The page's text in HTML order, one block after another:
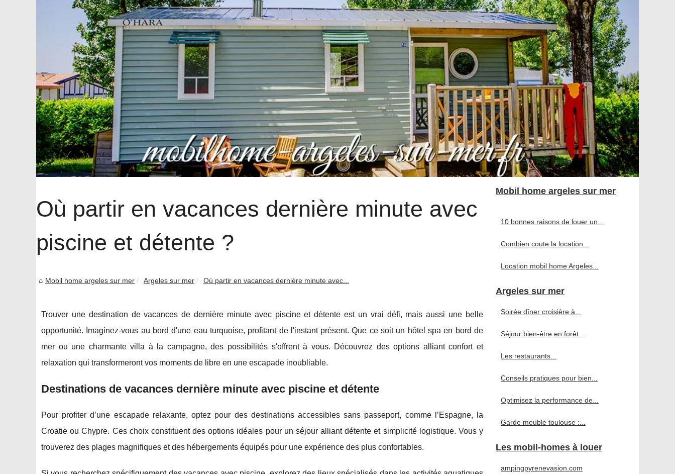
Où partir en vacances dernière minute avec
piscine et détente ?
Mobil home argeles sur mer Argeles sur mer Où partir en vacances dernière minute avec...
Trouver une destination de vacances de dernière minute avec piscine et détente est un vrai défi, mais aussi une belle
opportunité. Imaginez-vous au bord d'une eau turquoise, profitant de l'instant présent. Que ce soit un hôtel spa en bord de
mer ou une charmante villa à la campagne, des possibilités s'offrent à vous. Découvrez des options alliant confort et
relaxation qui transformeront vos moments de libre en une escapade inoubliable.
Destinations de vacances dernière minute avec piscine et détente
Pour profiter d’une escapade relaxante, optez pour des destinations accessibles sans passeport, comme l’Espagne, la
Croatie ou Chypre. Ces choix constituent des options idéales pour un séjour alliant détente et simplicité logistique. Vous y
trouverez des plages magnifiques et des hébergements équipés pour une expérience des plus confortables.
Mobil home argeles sur mer
10 bonnes raisons de louer un...
Combien coute la location...
Location mobil home Argeles...
Argeles sur mer
Soirée dîner croisière à...
Séjour bien-être en forêt...
Les restaurants...
Conseils pratiques pour bien...
Optimisez la performance de...
Garde meuble toulouse :...
Les mobil-homes à louer
ampingpyrenevasion.com